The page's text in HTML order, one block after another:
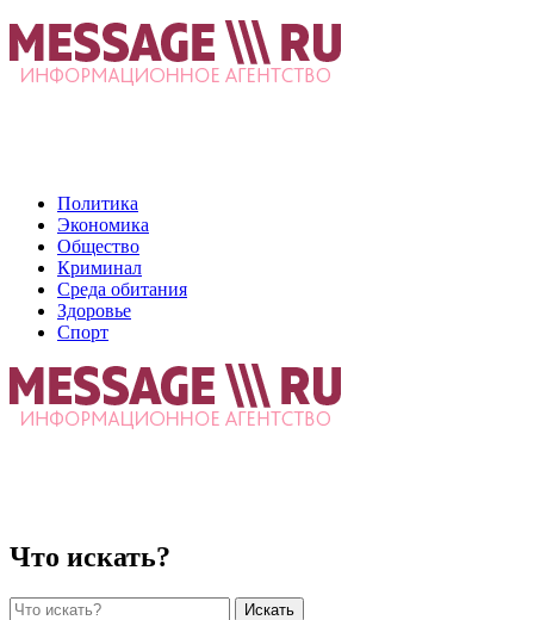
Политика
Экономика
Общество
Криминал
Среда обитания
Здоровье
Спорт
Что искать?
Искать